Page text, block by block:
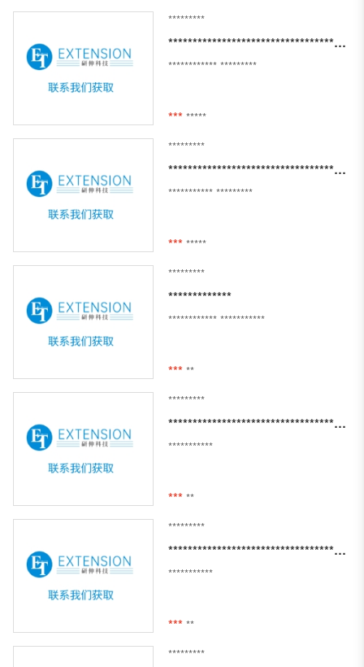
*********
***********************************************
************ *********
*** *****
*********
*********************************************************************************************************
*********** *********
*** *****
*********
*************
************ ***********
*** **
*********
**************************************
***********
*** **
*********
****************************************************************************************************************************************************
***********
*** **
*********